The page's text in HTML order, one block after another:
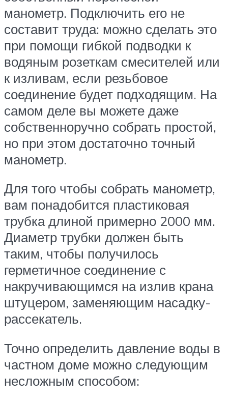
манометр. Подключить его не
составит труда: можно сделать это
при помощи гибкой подводки к
водяным розеткам смесителей или
к изливам, если резьбовое
соединение будет подходящим. На
самом деле вы можете даже
собственноручно собрать простой,
но при этом достаточно точный
манометр.
Для того чтобы собрать манометр,
вам понадобится пластиковая
трубка длиной примерно 2000 мм.
Диаметр трубки должен быть
таким, чтобы получилось
герметичное соединение с
накручивающимся на излив крана
штуцером, заменяющим насадку-
рассекатель.
Точно определить давление воды в
частном доме можно следующим
несложным способом: